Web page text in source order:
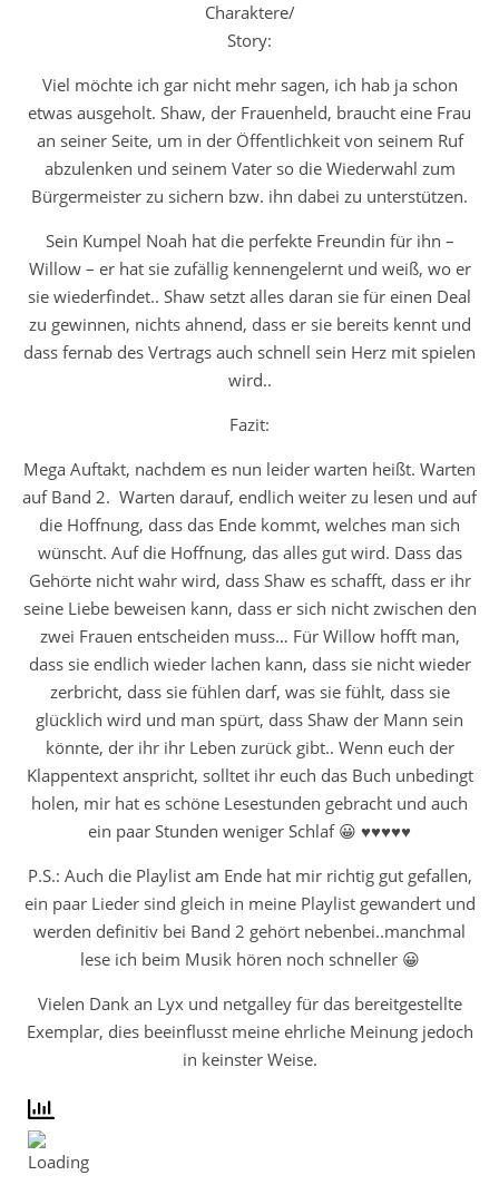
Charaktere/
Story:
Viel möchte ich gar nicht mehr sagen, ich hab ja schon
etwas ausgeholt. Shaw, der Frauenheld, braucht eine Frau
an seiner Seite, um in der Öffentlichkeit von seinem Ruf
abzulenken und seinem Vater so die Wiederwahl zum
Bürgermeister zu sichern bzw. ihn dabei zu unterstützen.
Sein Kumpel Noah hat die perfekte Freundin für ihn –
Willow – er hat sie zufällig kennengelernt und weiß, wo er
sie wiederfindet.. Shaw setzt alles daran sie für einen Deal
zu gewinnen, nichts ahnend, dass er sie bereits kennt und
dass fernab des Vertrags auch schnell sein Herz mit spielen
wird..
Fazit:
Mega Auftakt, nachdem es nun leider warten heißt. Warten
auf Band 2. Warten darauf, endlich weiter zu lesen und auf
die Hoffnung, dass das Ende kommt, welches man sich
wünscht. Auf die Hoffnung, das alles gut wird. Dass das
Gehörte nicht wahr wird, dass Shaw es schafft, dass er ihr
seine Liebe beweisen kann, dass er sich nicht zwischen den
zwei Frauen entscheiden muss… Für Willow hofft man,
dass sie endlich wieder lachen kann, dass sie nicht wieder
zerbricht, dass sie fühlen darf, was sie fühlt, dass sie
glücklich wird und man spürt, dass Shaw der Mann sein
könnte, der ihr ihr Leben zurück gibt.. Wenn euch der
Klappentext anspricht, solltet ihr euch das Buch unbedingt
holen, mir hat es schöne Lesestunden gebracht und auch
ein paar Stunden weniger Schlaf 😀 ♥♥♥♥♥
P.S.: Auch die Playlist am Ende hat mir richtig gut gefallen,
ein paar Lieder sind gleich in meine Playlist gewandert und
werden definitiv bei Band 2 gehört nebenbei..manchmal
lese ich beim Musik hören noch schneller 😀
Vielen Dank an Lyx und netgalley für das bereitgestellte
Exemplar, dies beeinflusst meine ehrliche Meinung jedoch
in keinster Weise.